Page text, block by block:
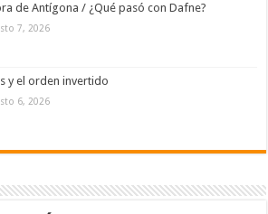
de Antígona / ¿Qué pasó con Dafne?
7, 2026
y el orden invertido
6, 2026